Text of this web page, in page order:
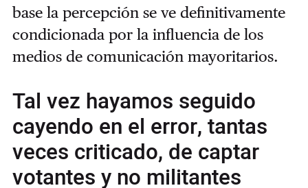
base la percepción se ve definitivamente
condicionada por la influencia de los
medios de comunicación mayoritarios.
Tal vez hayamos seguido
cayendo en el error, tantas
veces criticado, de captar
votantes y no militantes